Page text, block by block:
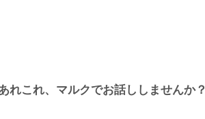
れこれ、マルクでお話ししませんか？